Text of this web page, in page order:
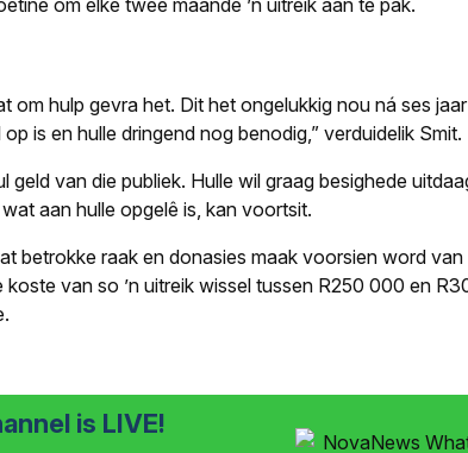
om elke twee maande ’n uitreik aan te pak.
om hulp gevra het. Dit het ongelukkig nou ná ses
is en hulle dringend nog benodig,” verduidelik Smit.
van die publiek. Hulle wil graag besighede
aan hulle opgelê is, kan voortsit.
betrokke raak en donasies maak voorsien word van
van so ’n uitreik wissel tussen R250 000 en
is LIVE!